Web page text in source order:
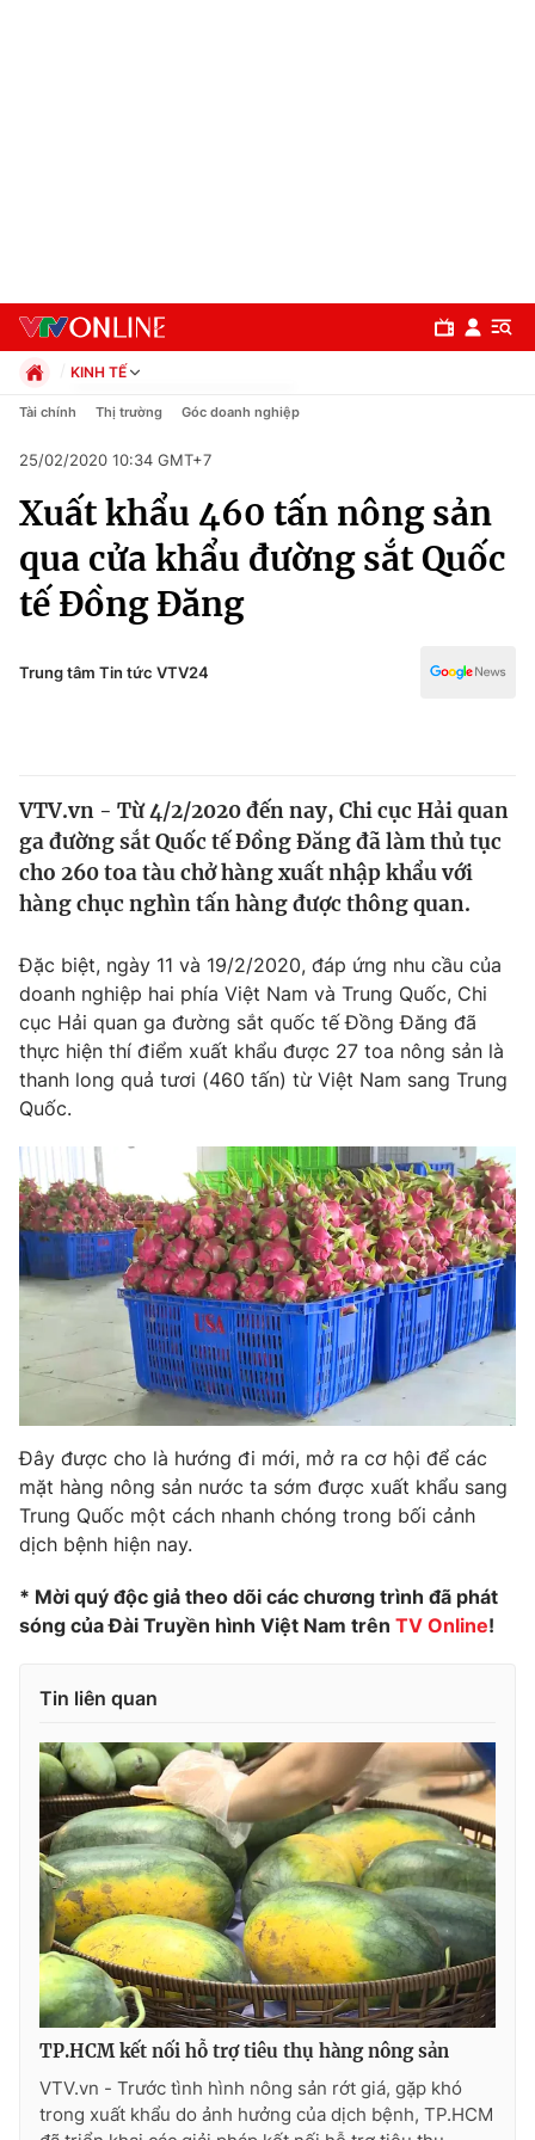
Chuyên mục
Xã hội
Pháp luật
Thế giới
Tin tức
Thế giới đó đây
Câu chuyện quốc tế
Kinh tế
Thị trường
Góc doanh nghiệp
Dữ liệu và đời sống
Truyền hình
Phim VTV
Hậu trường
Nhân vật
Khán giả
Giải sao mai
Giải trí
Điện ảnh
Âm nhạc
Sao
Đời sống
Du lịch
Làm đẹp
Chất lượng cuộc sống
Giáo dục
Tuyển sinh
Học trực tuyến
Công nghệ
Hitech Công nghệ tương lai
Thị trường
Tư vấn
Giao lưu trực tuyến
Chuyên mục khác
Photo Infographic
Video
VTV Money VTV Thể thao
VTV Sức khoẻ Bất động sản
Thị trường 24h Tấm lòng Việt
VTV4 Vươn mình bằng AI
VTV9 VTV8
Liên hệ tòa soạn English
KINH TẾ
Chính trị
Pháp luật
Kinh tế
Thể thao
Truyền hình
Văn hóa - Giải trí
Tài chính Thị trường Góc doanh nghiệp
25/02/2020 10:34 GMT+7
Xuất khẩu 460 tấn nông sản
qua cửa khẩu đường sắt Quốc
tế Đồng Đăng
Trung tâm Tin tức VTV24
VTV.vn - Từ 4/2/2020 đến nay, Chi cục Hải quan
ga đường sắt Quốc tế Đồng Đăng đã làm thủ tục
cho 260 toa tàu chở hàng xuất nhập khẩu với
hàng chục nghìn tấn hàng được thông quan.
Đặc biệt, ngày 11 và 19/2/2020, đáp ứng nhu cầu của
doanh nghiệp hai phía Việt Nam và Trung Quốc, Chi
cục Hải quan ga đường sắt quốc tế Đồng Đăng đã
thực hiện thí điểm xuất khẩu được 27 toa nông sản là
thanh long quả tươi (460 tấn) từ Việt Nam sang Trung
Quốc.
Đây được cho là hướng đi mới, mở ra cơ hội để các
mặt hàng nông sản nước ta sớm được xuất khẩu sang
Trung Quốc một cách nhanh chóng trong bối cảnh
dịch bệnh hiện nay.
* Mời quý độc giả theo dõi các chương trình đã phát
sóng của Đài Truyền hình Việt Nam trên TV Online!
Tin liên quan
TP.HCM kết nối hỗ trợ tiêu thụ hàng nông sản
VTV.vn - Trước tình hình nông sản rớt giá, gặp khó
trong xuất khẩu do ảnh hưởng của dịch bệnh, TP.HCM